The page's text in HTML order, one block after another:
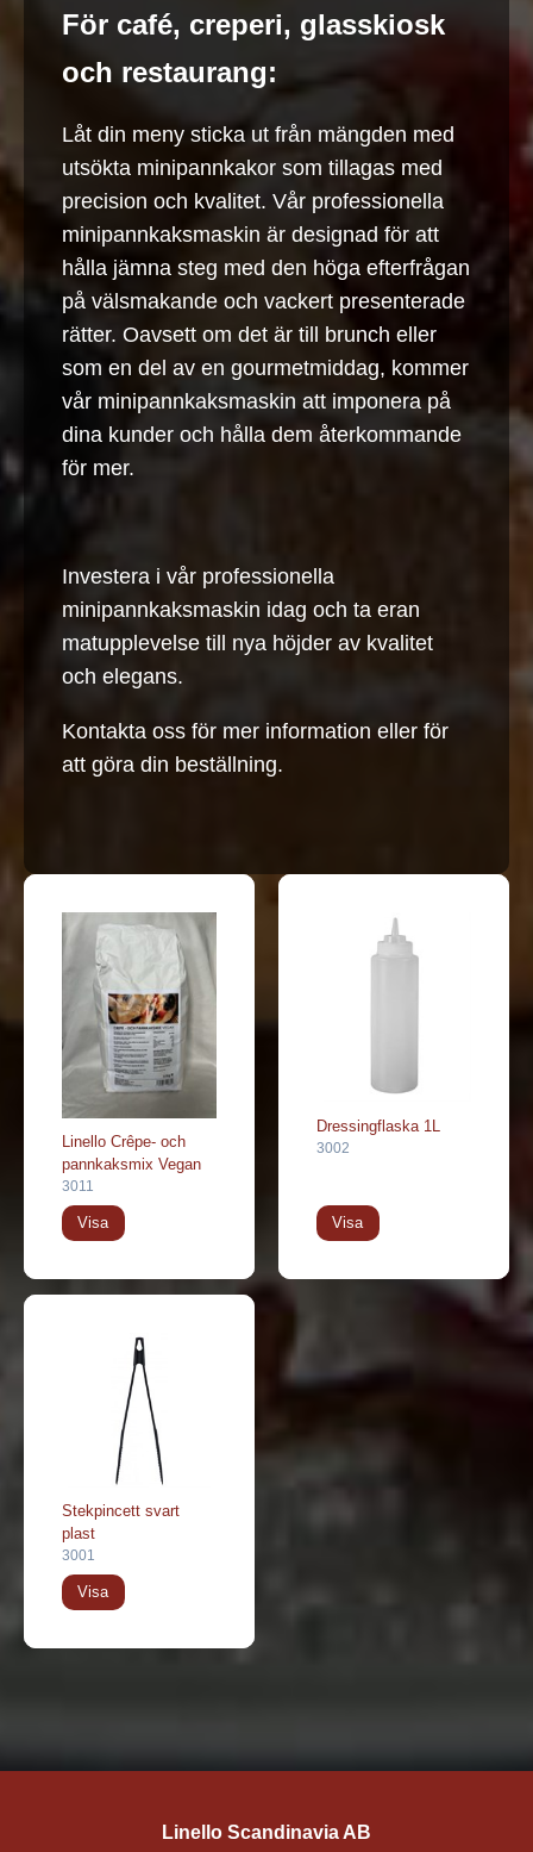
För café, creperi, glasskiosk
och restaurang:
Låt din meny sticka ut från mängden med
utsökta minipannkakor som tillagas med
precision och kvalitet. Vår professionella
minipannkaksmaskin är designad för att
hålla jämna steg med den höga efterfrågan
på välsmakande och vackert presenterade
rätter. Oavsett om det är till brunch eller
som en del av en gourmetmiddag, kommer
vår minipannkaksmaskin att imponera på
dina kunder och hålla dem återkommande
för mer.
Investera i vår professionella
minipannkaksmaskin idag och ta eran
matupplevelse till nya höjder av kvalitet
och elegans.
Kontakta oss för mer information eller för
att göra din beställning.
Linello Crêpe- och
pannkaksmix Vegan
3011
Visa
Dressingflaska 1L
3002
Visa
Stekpincett svart
plast
3001
Visa
Linello Scandinavia AB